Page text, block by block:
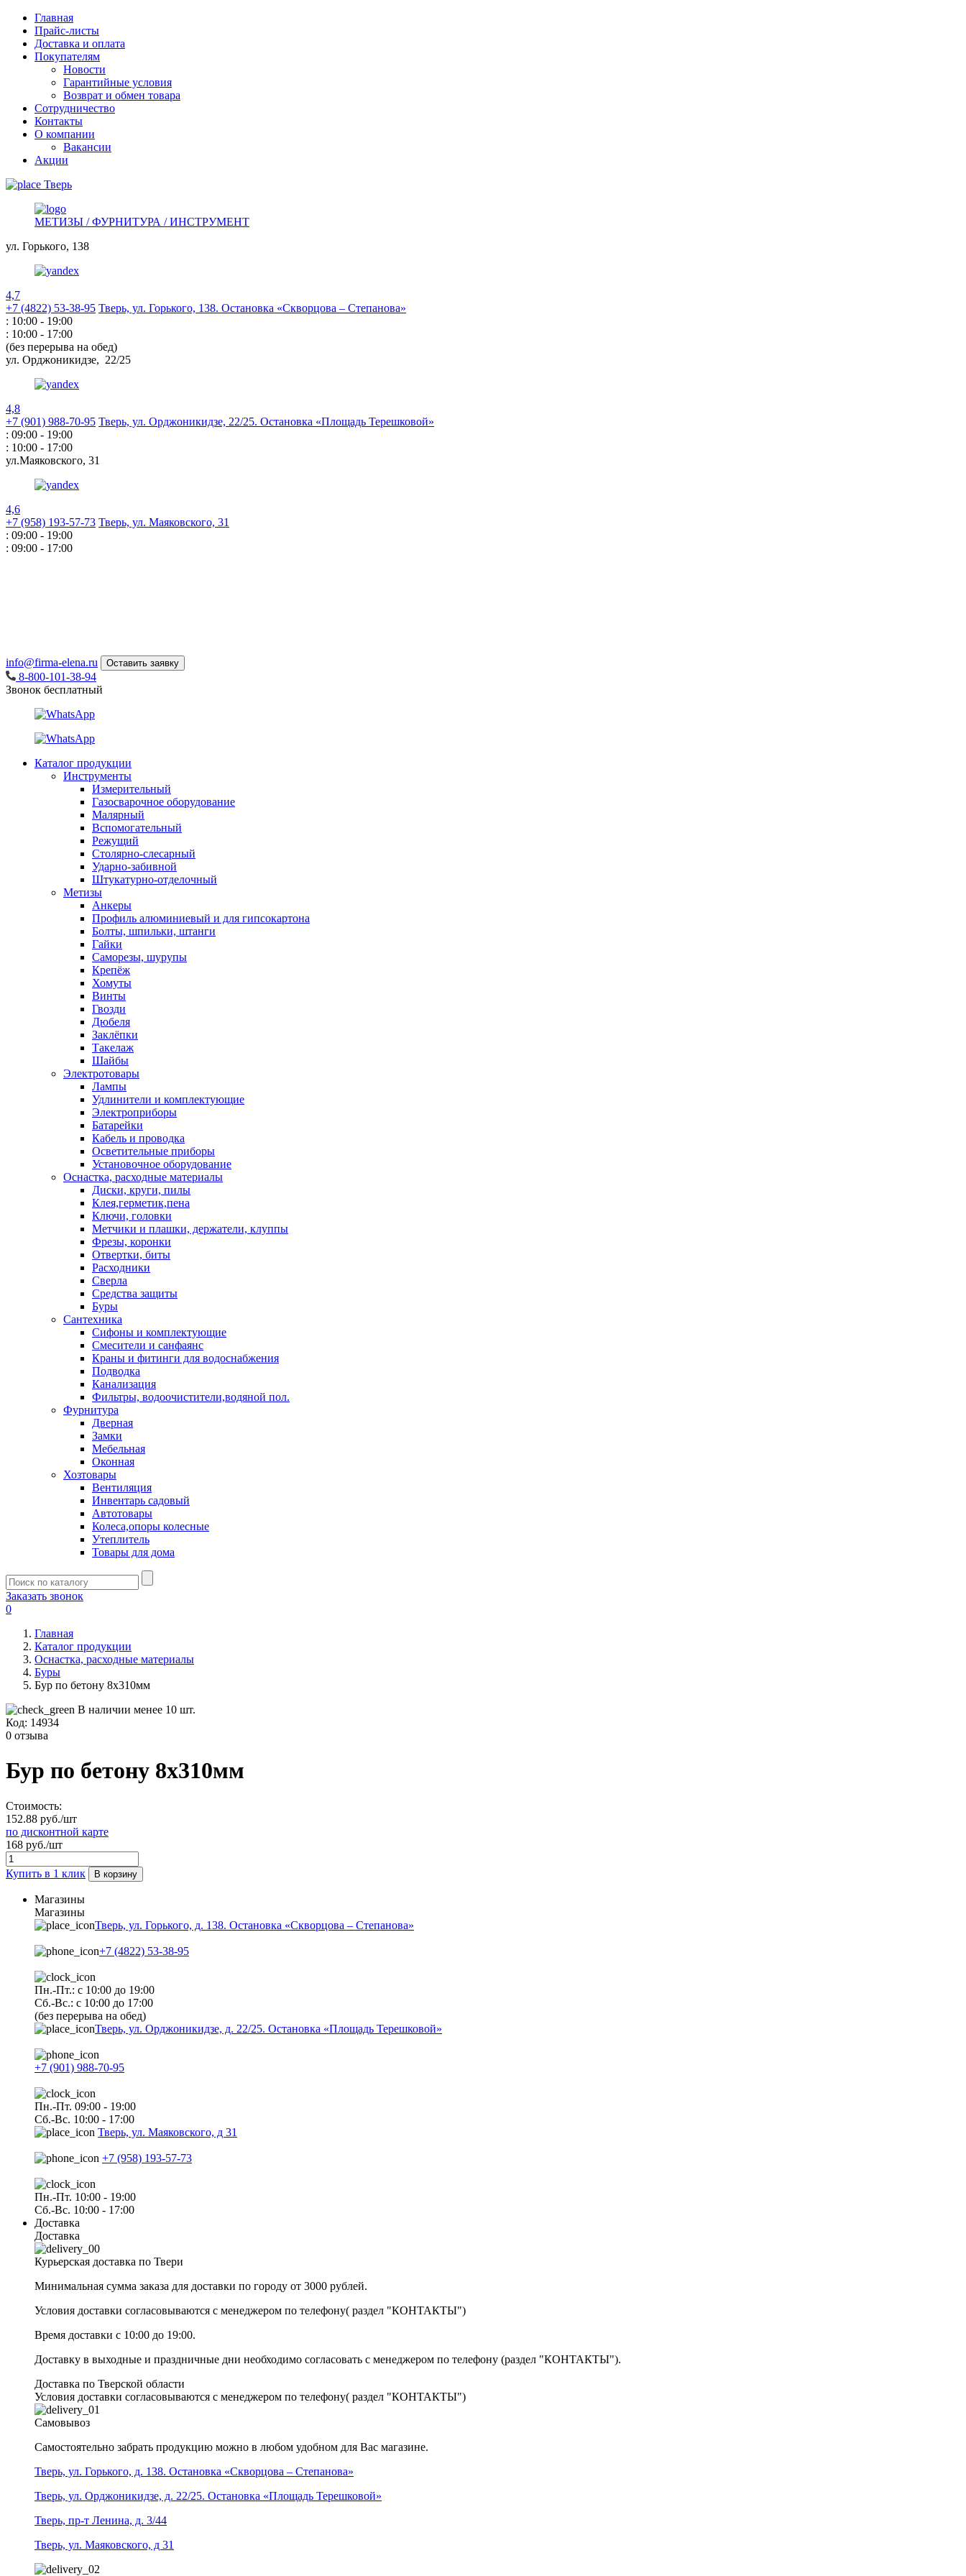
Главная
Прайс-листы
Доставка и оплата
Покупателям
Новости
Гарантийные условия
Возврат и обмен товара
Сотрудничество
Контакты
О компании
Вакансии
Акции
Тверь
МЕТИЗЫ / ФУРНИТУРА / ИНСТРУМЕНТ
ул. Горького, 138
4,7
+7 (4822) 53-38-95 Тверь, ул. Горького, 138. Остановка «Скворцова – Степанова»
: 10:00 - 19:00
: 10:00 - 17:00
(без перерыва на обед)
ул. Орджоникидзе, 22/25
4,8
+7 (901) 988-70-95 Тверь, ул. Орджоникидзе, 22/25. Остановка «Площадь Терешковой»
: 09:00 - 19:00
: 10:00 - 17:00
ул.Маяковского, 31
4,6
+7 (958) 193-57-73 Тверь, ул. Маяковского, 31
: 09:00 - 19:00
: 09:00 - 17:00
info@firma-elena.ru Оставить заявку
8-800-101-38-94
Звонок бесплатный
Каталог продукции
Инструменты
Измерительный
Газосварочное оборудование
Малярный
Вспомогательный
Режущий
Столярно-слесарный
Ударно-забивной
Штукатурно-отделочный
Метизы
Анкеры
Профиль алюминиевый и для гипсокартона
Болты, шпильки, штанги
Гайки
Саморезы, шурупы
Крепёж
Хомуты
Винты
Гвозди
Дюбеля
Заклёпки
Такелаж
Шайбы
Электротовары
Лампы
Удлинители и комплектующие
Электроприборы
Батарейки
Кабель и проводка
Осветительные приборы
Установочное оборудование
Оснастка, расходные материалы
Диски, круги, пилы
Клея,герметик,пена
Ключи, головки
Метчики и плашки, держатели, клуппы
Фрезы, коронки
Отвертки, биты
Расходники
Сверла
Средства защиты
Буры
Сантехника
Сифоны и комплектующие
Смесители и санфаянс
Краны и фитинги для водоснабжения
Подводка
Канализация
Фильтры, водоочистители,водяной пол.
Фурнитура
Дверная
Замки
Мебельная
Оконная
Хозтовары
Вентиляция
Инвентарь садовый
Автотовары
Колеса,опоры колесные
Утеплитель
Товары для дома
Заказать звонок
0
Главная
Каталог продукции
Оснастка, расходные материалы
Буры
Бур по бетону 8х310мм
В наличии менее 10 шт.
Код: 14934
0 отзыва
Бур по бетону 8х310мм
Стоимость:
152.88 руб./шт
по дисконтной карте
168 руб./шт
Купить в 1 клик В корзину
Магазины
Магазины
Тверь, ул. Горького, д. 138. Остановка «Скворцова – Степанова»
+7 (4822) 53-38-95
Пн.-Пт.: с 10:00 до 19:00
Сб.-Вс.: с 10:00 до 17:00
(без перерыва на обед)
Тверь, ул. Орджоникидзе, д. 22/25. Остановка «Площадь Терешковой»
+7 (901) 988-70-95
Пн.-Пт. 09:00 - 19:00
Сб.-Вс. 10:00 - 17:00
Тверь, ул. Маяковского, д 31
+7 (958) 193-57-73
Пн.-Пт. 10:00 - 19:00
Сб.-Вс. 10:00 - 17:00
Доставка
Доставка
Курьерская доставка по Твери
Минимальная сумма заказа для доставки по городу от 3000 рублей.
Условия доставки согласовываются с менеджером по телефону( раздел "КОНТАКТЫ")
Время доставки с 10:00 до 19:00.
Доставку в выходные и праздничные дни необходимо согласовать с менеджером по телефону (раздел "КОНТАКТЫ").
Доставка по Тверской области
Условия доставки согласовываются с менеджером по телефону( раздел "КОНТАКТЫ")
Самовывоз
Самостоятельно забрать продукцию можно в любом удобном для Вас магазине.
Тверь, ул. Горького, д. 138. Остановка «Скворцова – Степанова»
Тверь, ул. Орджоникидзе, д. 22/25. Остановка «Площадь Терешковой»
Тверь, пр-т Ленина, д. 3/44
Тверь, ул. Маяковского, д 31